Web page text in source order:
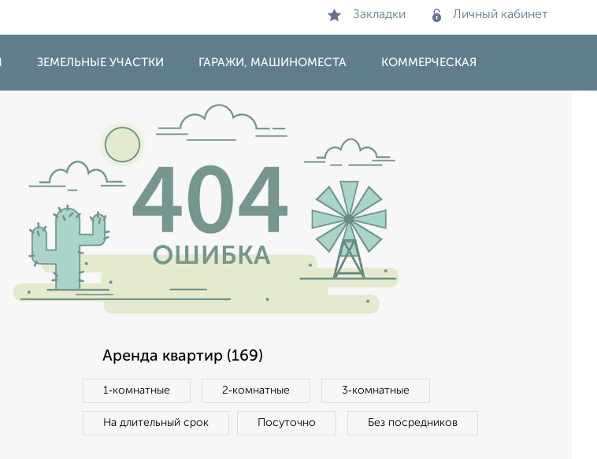
Закладки Личный кабинет
ЗЕМЕЛЬНЫЕ УЧАСТКИ ГАРАЖИ, МАШИНОМЕСТА КОММЕРЧЕСКАЯ
Аренда квартир (169)
1‑комнатные 2‑комнатные 3‑комнатные
На длительный срок Посуточно Без посредников